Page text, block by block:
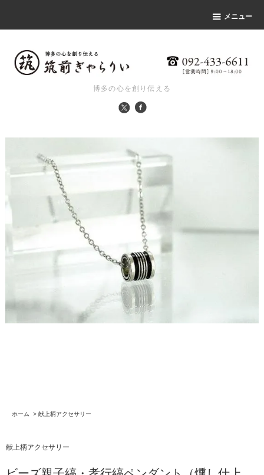
メニュー
博多の心を創り伝える
ホーム > 献上柄アクセサリー
献上柄アクセサリー